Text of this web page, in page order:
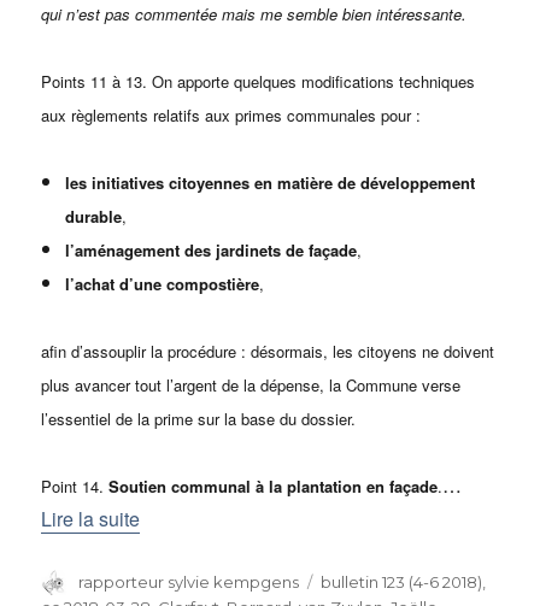
qui n’est pas commentée mais me semble bien intéressante.
Points 11 à 13. On apporte quelques modifications techniques
aux règlements relatifs aux primes communales pour :
les initiatives citoyennes en matière de développement
durable,
l’aménagement des jardinets de façade,
l’achat d’une compostière,
afin d’assouplir la procédure : désormais, les citoyens ne doivent
plus avancer tout l’argent de la dépense, la Commune verse
l’essentiel de la prime sur la base du dossier.
Point 14.Soutien communal à la plantation en façade.…
Lire la suite
Auteur
rapporteur sylvie kempgens Catégories
bulletin 123 (4-6 2018)